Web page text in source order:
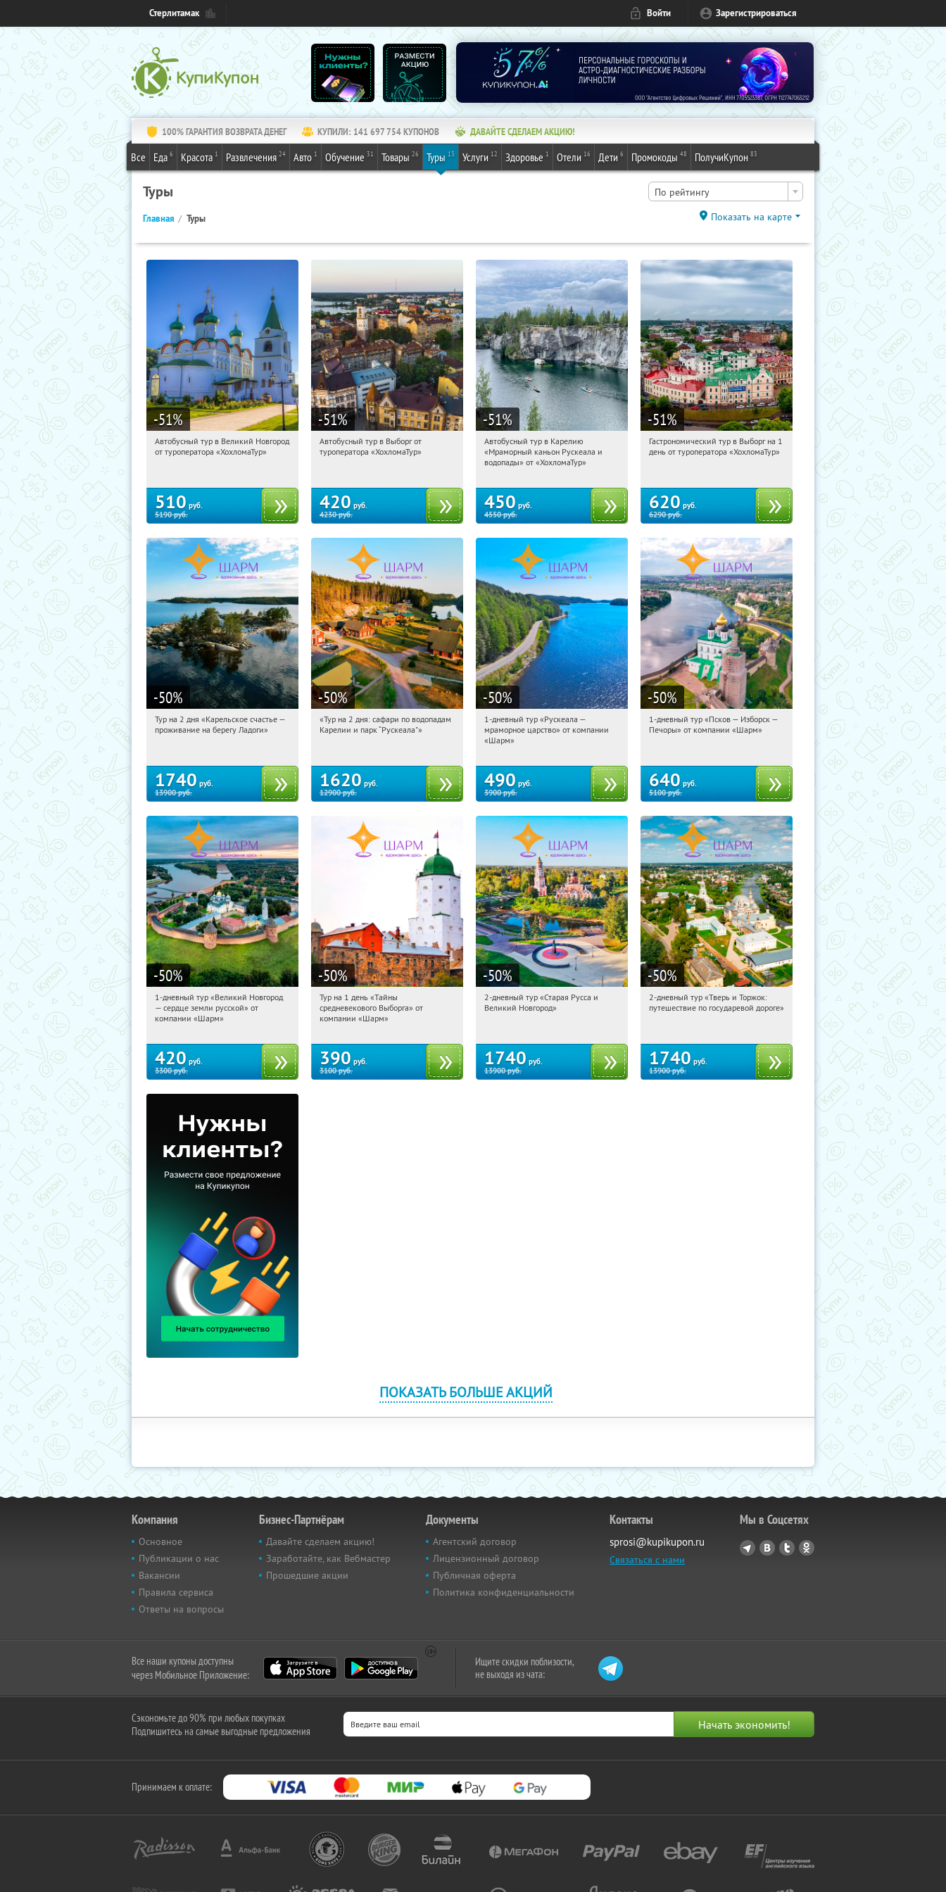
Стерлитамак Войти Зарегистрироваться
100% ГАРАНТИЯ ВОЗВРАТА ДЕНЕГ КУПИЛИ: 141 697 754КУПОНОВ ДАВАЙТЕ СДЕЛАЕМ АКЦИЮ!
Все Еда 6 Красота 1 Развлечения 24 Авто 1 Обучение 31 Товары 26 Туры 13 Услуги 12 Здоровье 1 Отели 16 Дети 6 Промокоды 48 ПолучиКупон 83
Туры По рейтингу
Главная Туры Показать на карте
-51%
11:29:17 Купили:2
Автобусный тур в Великий Новгород
от туроператора «ХохломаТур»
510 руб.
5190руб.
-51%
11:29:17 Купили:
Автобусный тур в Выборг от
туроператора «ХохломаТур»
420 руб.
4230руб.
-51%
11:29:17 Купили:
Сенная площадь
Автобусный тур в Карелию
«Мраморный каньон Рускеала и
водопады» от «ХохломаТур»
450 руб.
4550руб.
-51%
11:29:17 Купили:5
Гастрономический тур в Выборг на 1
день от туроператора «ХохломаТур»
620 руб.
6290руб.
-50%
11:29:17 Купили:39
Тур на 2 дня «Карельское счастье —
проживание на берегу Ладоги»
1740 руб.
13900руб.
-50%
11:29:17 Купили:
«Тур на 2 дня: сафари по водопадам
Карелии и парк “Рускеала"»
1620 руб.
12900руб.
-50%
11:29:17 Купили:
Достоевская
1-дневный тур «Рускеала —
мраморное царство» от компании
«Шарм»
490 руб.
3900руб.
-50%
11:29:17 Купили:12
1-дневный тур «Псков — Изборск —
Печоры» от компании «Шарм»
640 руб.
5100руб.
-50%
11:29:17 Купили:22
Достоевская
1-дневный тур «Великий Новгород
— сердце земли русской» от
компании «Шарм»
420 руб.
3300руб.
-50%
11:29:17
Достоевская
Тур на 1 день «Тайны
средневекового Выборга» от
компании «Шарм»
390 руб.
3100руб.
-50%
11:29:17 Купили:
2-дневный тур «Старая Русса и
Великий Новгород»
1740 руб.
13900руб.
-50%
11:29:17 Купили:
2-дневный тур «Тверь и Торжок:
путешествие по государевой дороге»
1740 руб.
13900руб.
ПОКАЗАТЬ БОЛЬШЕ АКЦИЙ
Компания
Основное
Публикации о нас
Вакансии
Правила сервиса
Ответы на вопросы
Бизнес-Партнёрам
Давайте сделаем акцию!
Заработайте, как Вебмастер
Прошедшие акции
Документы
Агентский договор
Лицензионный договор
Публичная оферта
Политика конфиденциальности
Контакты
sprosi@kupikupon.ru
Связаться с нами
Мы в Соцсетях
Все наши купоны доступны
через Мобильное Приложение:
Ищите скидки поблизости,
не выходя из чата:
Сэкономьте до 90% при любых покупках
Подпишитесь на самые выгодные предложения
Принимаем к оплате: